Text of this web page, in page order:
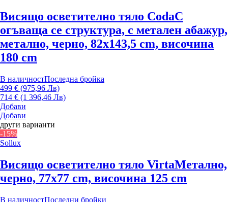
Висящо осветително тяло CodaС
огъваща се структура, с метален абажур,
метално, черно, 82x143,5 cm, височина
180 cm
В наличностПоследна бройка
499 € (975,96 Лв)
714 € (1 396,46 Лв)
Добави
Добави
други варианти
-15%
Sollux
Висящо осветително тяло VirtaМетално,
черно, 77x77 cm, височина 125 cm
В наличностПоследни бройки